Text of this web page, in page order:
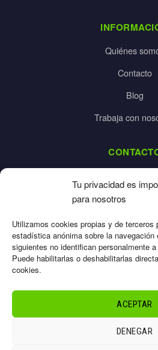
Tu privacidad es
para nosotros
Utilizamos cookies propias y de terceros
estadística anónima sobre la
siguientes no identifican personalmente
Puede habilitarlas o deshabilitarlas
cookies.
ACEPTAR
DENEGAR
Quiénes
Contacto
Blog
Trabaja con
925 532 213
Cookies
Términos
Sitemap